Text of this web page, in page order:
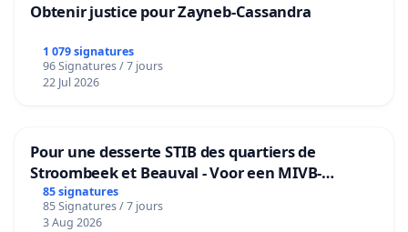
Obtenir justice pour Zayneb-Cassandra
1 079 signatures
96 Signatures / 7 jours
22 Jul 2026
Pour une desserte STIB des quartiers de
Stroombeek et Beauval - Voor een MIVB-
bediening van de wijken Strombeek en Het
Voor
85 signatures
85 Signatures / 7 jours
3 Aug 2026